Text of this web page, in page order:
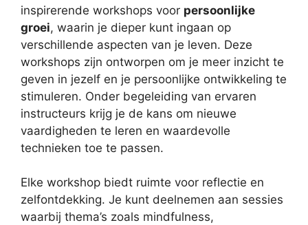
inspirerende workshops voor persoonlijke
groei, waarin je dieper kunt ingaan op
verschillende aspecten van je leven. Deze
workshops zijn ontworpen om je meer inzicht te
geven in jezelf en je persoonlijke ontwikkeling te
stimuleren. Onder begeleiding van ervaren
instructeurs krijg je de kans om nieuwe
vaardigheden te leren en waardevolle
technieken toe te passen.
Elke workshop biedt ruimte voor reflectie en
zelfontdekking. Je kunt deelnemen aan sessies
waarbij thema’s zoals mindfulness,